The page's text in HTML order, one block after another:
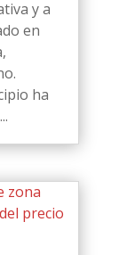
y a
en
ha